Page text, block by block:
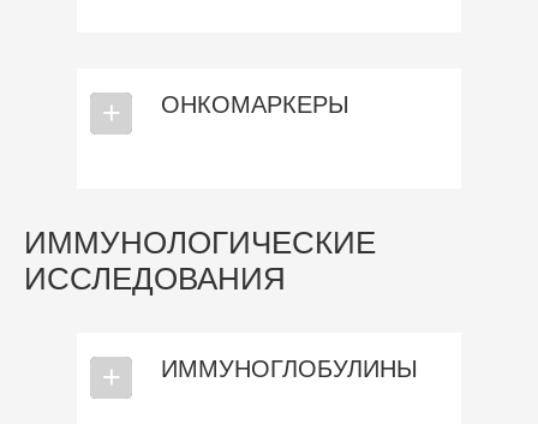
ОНКОМАРКЕРЫ
⎯
+
ИММУНОЛОГИЧЕСКИЕ
ИССЛЕДОВАНИЯ
ИММУНОГЛОБУЛИНЫ
⎯
+